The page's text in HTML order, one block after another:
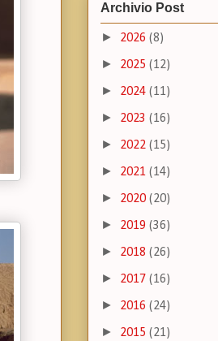
Archivio Post
► 2026 (8)
► 2025 (12)
► 2024 (11)
► 2023 (16)
► 2022 (15)
► 2021 (14)
► 2020 (20)
► 2019 (36)
► 2018 (26)
► 2017 (16)
► 2016 (24)
► 2015 (21)